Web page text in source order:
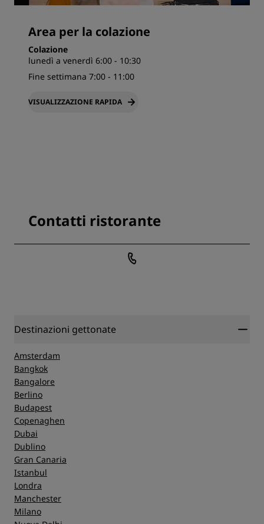
Area per la colazione
Colazione
lunedì a venerdì 6:00 - 10:30
Fine settimana 7:00 - 11:00
VISUALIZZAZIONE RAPIDA
Contatti ristorante
Destinazioni gettonate
Amsterdam
Bangkok
Bangalore
Berlino
Budapest
Copenaghen
Dubai
Dublino
Gran Canaria
Istanbul
Londra
Manchester
Milano